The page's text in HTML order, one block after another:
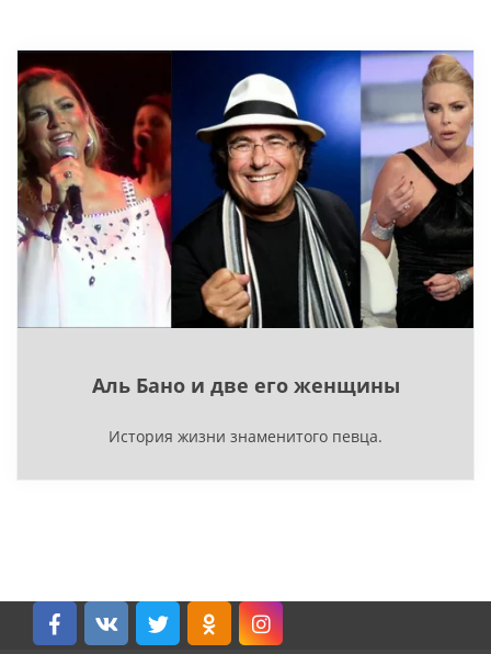
Аль Бано и две его женщины
История жизни знаменитого певца.